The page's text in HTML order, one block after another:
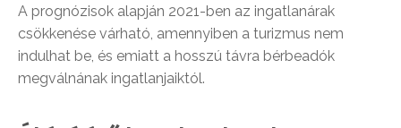
A prognózisok alapján 2021-ben az ingatlanárak
csökkenése várható, amennyiben a turizmus nem
indulhat be, és emiatt a hosszú távra bérbeadók
megválnának ingatlanjaiktól.